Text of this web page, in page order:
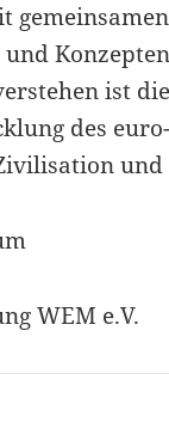
ist
des
und
WEM e.V.